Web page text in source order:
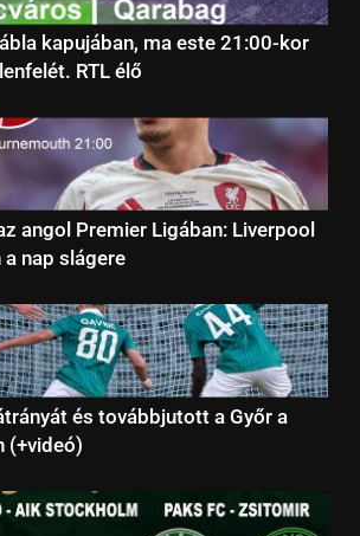
kapujában, ma este 21:00-kor
RTL élő
angol Premier Ligában: Liverpool
nap slágere
és továbbjutott a Győr a
(+videó)